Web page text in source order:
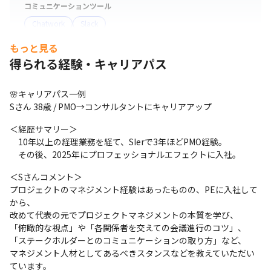
コミュニケーションツール
Chatwork
Slack
その他
Salesforce
現場で選択可能（Windows/Mac）
もっと見る
得られる経験・キャリアパス
🌸キャリアパス一例
Sさん 38歳 / PMO→コンサルタントにキャリアアップ
＜経歴サマリー＞
10年以上の経理業務を経て、SIerで3年ほどPMO経験。
その後、2025年にプロフェッショナルエフェクトに入社。
＜Sさんコメント＞
プロジェクトのマネジメント経験はあったものの、PEに入社して
から、
改めて代表の元でプロジェクトマネジメントの本質を学び、
「俯瞰的な視点」や「各関係者を交えての会議進行のコツ」、
「ステークホルダーとのコミュニケーションの取り方」など、
マネジメント人材としてあるべきスタンスなどを教えていただい
ています。